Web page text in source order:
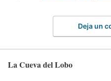
Deja un
La Cueva del Lobo